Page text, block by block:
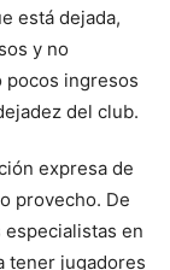
está dejada,
y no
pocos ingresos
del club.
expresa de
provecho. De
en
tener jugadores